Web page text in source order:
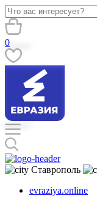
0
Ставрополь
evraziya.online